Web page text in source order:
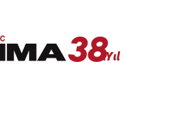
38.Yıl